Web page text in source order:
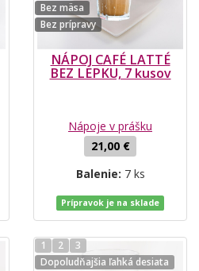
Bez mäsa
Bez prípravy
NÁPOJ CAFÉ LATTÉ
BEZ LEPKU, 7 kusov
Nápoje v prášku
21,00 €
Balenie: 7 ks
Prípravok je na sklade
1 2
3
Dopoludňajšia ľahká desiata